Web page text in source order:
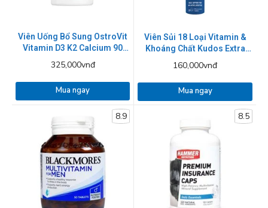
Viên Uống Bổ Sung OstroVit
Vitamin D3 K2 Calcium 90
325,000vnđ
Mua ngay
Viên Sủi 18 Loại Vitamin &
Khoáng Chất Kudos Extra
160,000vnđ
Mua ngay
8.9 8.5